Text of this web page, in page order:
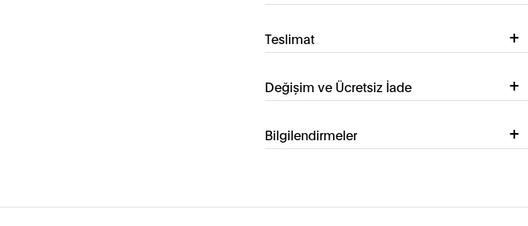
Teslimat
Değişim ve Ücretsiz İade
Bilgilendirmeler